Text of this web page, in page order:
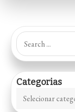
Search
for:
Categorias
Categorias